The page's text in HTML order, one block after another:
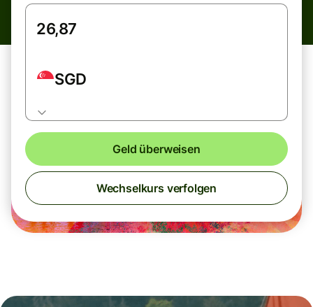
SGD
Geld überweisen
Wechselkurs verfolgen